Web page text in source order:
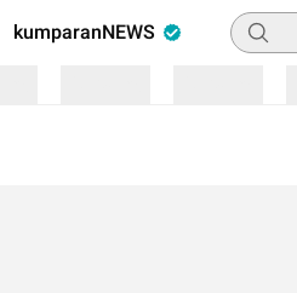
kumparanNEWS